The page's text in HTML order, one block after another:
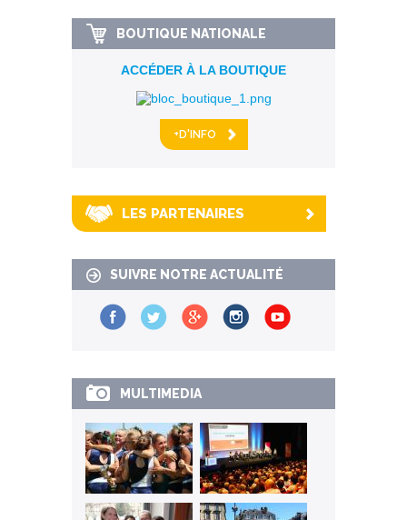
BOUTIQUE NATIONALE
ACCÉDER À LA BOUTIQUE
+D'INFO
LES PARTENAIRES
SUIVRE NOTRE ACTUALITÉ
MULTIMEDIA